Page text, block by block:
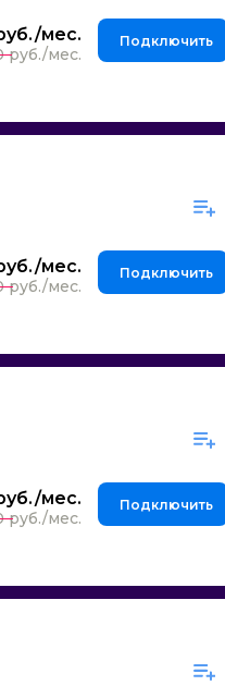
Подключить
Подключить
Подключить